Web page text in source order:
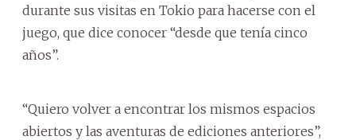
durante sus visitas en Tokio para hacerse con el
juego, que dice conocer “desde que tenía cinco
años”.
“Quiero volver a encontrar los mismos espacios
abiertos y las aventuras de ediciones anteriores”,